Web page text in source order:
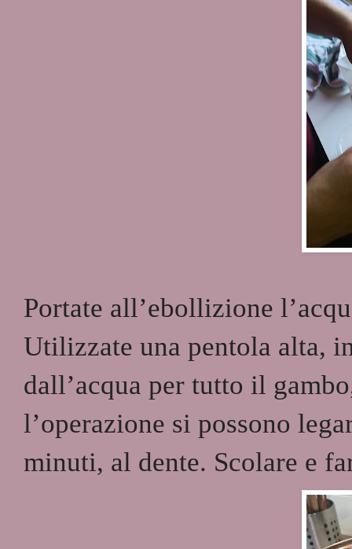
Portate all’ebollizione
Utilizzate una pentola alta,
dall’acqua per tutto il
l’operazione si possono
minuti, al dente. Scolare e